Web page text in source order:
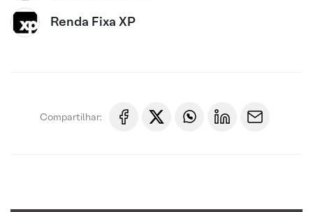
Renda Fixa XP
Compartilhar: